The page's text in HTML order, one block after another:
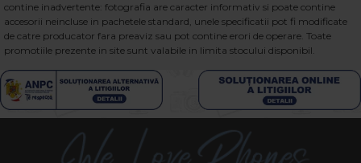
contine inadvertente: fotografia are caracter informativ si poate contine
accesorii neincluse in pachetele standard, unele specificatii pot fi modificate
de catre producator fara preaviz sau pot contine erori de operare. Toate
promotiile prezente in site sunt valabile in limita stocului disponibil.